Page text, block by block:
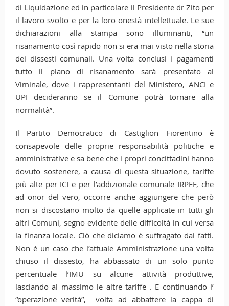
di Liquidazione ed in particolare il Presidente dr Zito per
il lavoro svolto e per la loro onestà intellettuale. Le sue
dichiarazioni alla stampa sono illuminanti, “un
risanamento così rapido non si era mai visto nella storia
dei dissesti comunali. Una volta conclusi i pagamenti
tutto il piano di risanamento sarà presentato al
Viminale, dove i rappresentanti del Ministero, ANCI e
UPI decideranno se il Comune potrà tornare alla
normalità”.
Il Partito Democratico di Castiglion Fiorentino è
consapevole delle proprie responsabilità politiche e
amministrative e sa bene che i propri concittadini hanno
dovuto sostenere, a causa di questa situazione, tariffe
più alte per ICI e per l’addizionale comunale IRPEF, che
ad onor del vero, occorre anche aggiungere che però
non si discostano molto da quelle applicate in tutti gli
altri Comuni, segno evidente delle difficoltà in cui versa
la finanza locale. Ciò che diciamo è suffragato dai fatti.
Non è un caso che l’attuale Amministrazione una volta
chiuso il dissesto, ha abbassato di un solo punto
percentuale l’IMU su alcune attività produttive,
lasciando al massimo le altre tariffe . E continuando l’
“operazione verità”, volta ad abbattere la cappa di